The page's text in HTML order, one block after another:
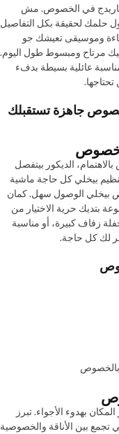
ماريدج في الخصوص. مش
حلمك لحقيقة بكل التفاصيل
وموسيقى تعيشك جو
مرتاح ومبسوط طول اليوم.
عائلية بسيطة بدفء
جاهزة تستقبلك
الديكور بيتفصل
بيخلي كل حاجة ماشية
بيخلي الوصول سهل. كمان
بتديك حرية الاختيار من
زفاف كبيرة، أو مناسبة
لك كل حاجة.
بهدوء الأجواء. تبرز
بين الأناقة والخصوصية